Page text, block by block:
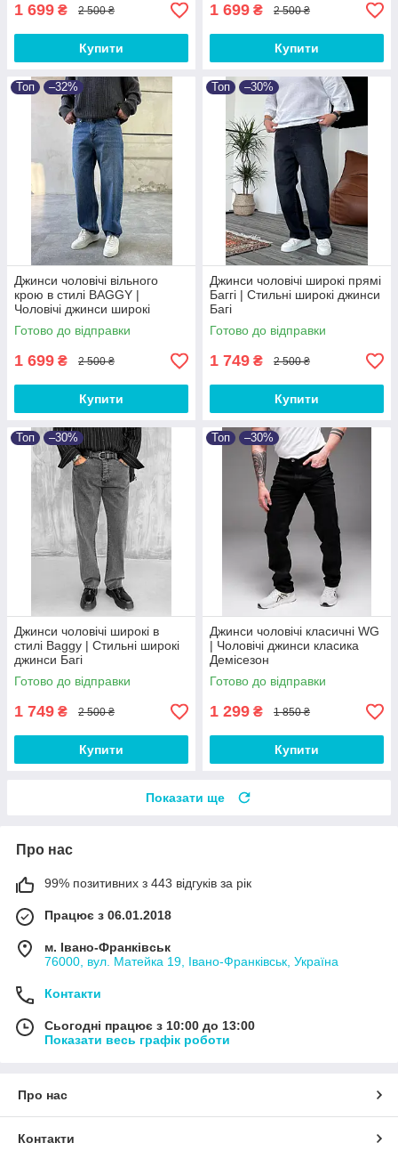
1 699 ₴ 2 500 ₴
Купити
1 699 ₴ 2 500 ₴
Купити
Топ –32%
Джинси чоловічі вільного
крою в стилі BAGGY |
Чоловічі джинси широкі
весняні осінні Баггі
Готово до відправки
1 699 ₴ 2 500 ₴
Купити
Топ –30%
Джинси чоловічі широкі прямі
Баггі | Стильні широкі джинси
Багі
Готово до відправки
1 749 ₴ 2 500 ₴
Купити
Топ –30%
Джинси чоловічі широкі в
стилі Baggy | Стильні широкі
джинси Багі
Готово до відправки
1 749 ₴ 2 500 ₴
Купити
Топ –30%
Джинси чоловічі класичні WG
| Чоловічі джинси класика
Демісезон
Готово до відправки
1 299 ₴ 1 850 ₴
Купити
Показати ще
Про нас
99% позитивних з 443 відгуків за рік
Працює з 06.01.2018
м. Івано-Франківськ
76000, вул. Матейка 19, Івано-Франківськ, Україна
Контакти
Сьогодні працює з 10:00 до 13:00
Показати весь графік роботи
Про нас
Контакти